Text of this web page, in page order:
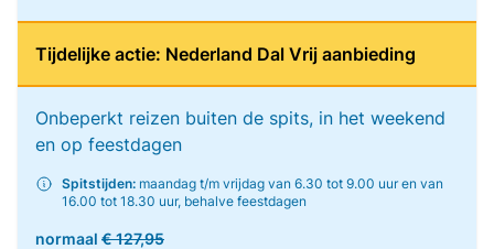
Tijdelijke actie: Nederland Dal Vrij aanbieding
Onbeperkt reizen buiten de spits, in het weekend
en op feestdagen
Spitstijden: maandag t/m vrijdag van 6.30 tot 9.00 uur en van
16.00 tot 18.30 uur, behalve feestdagen
normaal € 127,95